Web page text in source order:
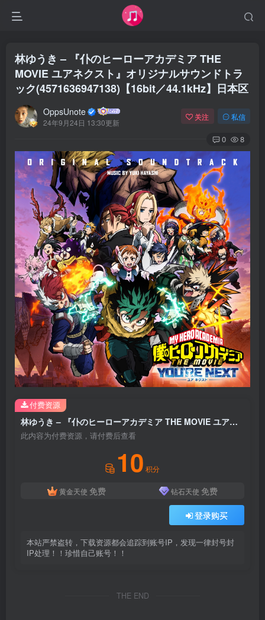
林ゆうき – 『仆のヒーローアカデミア THE
MOVIE ユアネクスト』オリジナルサウンドトラ
ック(4571636947138)【16bit／44.1kHz】日本区
OppsUnote
24年9月24日 13:30更新
关注 私信
0 8
林ゆうき – 『仆のヒーローアカデミア THE MOVIE ユアネクスト』オリジナルサウンドトラック(4571636947138)【16bit／44.1kHz】日本区
此内容为付费资源，请付费后查看
10 积分
黄金天使 免费 钻石天使 免费
登录购买
本站严禁盗转，下载资源都会追踪到账号IP，发现一律封号封
IP处理！！珍惜自己账号！！
付费资源
THE END